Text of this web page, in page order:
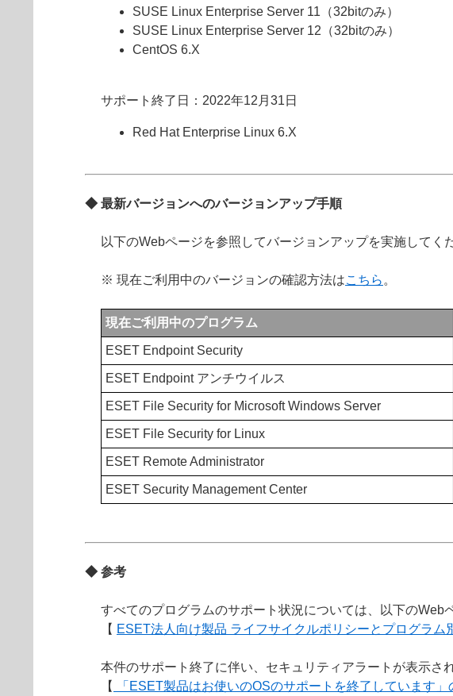
SUSE Linux Enterprise Server 11（32bitのみ）
SUSE Linux Enterprise Server 12（32bitのみ）
CentOS 6.X
サポート終了日：2022年12月31日
Red Hat Enterprise Linux 6.X
◆ 最新バージョンへのバージョンアップ手順
以下のWebページを参照してバージョンアップを実施してく
※ 現在ご利用中のバージョンの確認方法はこちら 。
現在ご利用中のプログラム
ESET Endpoint Security
ESET Endpoint アンチウイルス
ESET File Security for Microsoft Windows Server
ESET File Security for Linux
ESET Remote Administrator
ESET Security Management Center
◆ 参考
すべてのプログラムのサポート状況については、以下のWeb
【 ESET法人向け製品 ライフサイクルポリシーとプログラム
本件のサポート終了に伴い、セキュリティアラートが表示さ
【
「ESET製品はお使いのOSのサポートを終了しています